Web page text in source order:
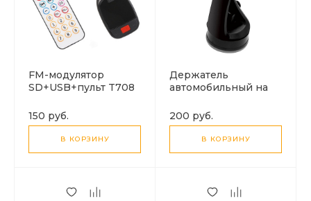
FM-модулятор
SD+USB+пульт T708
150 руб.
В КОРЗИНУ
Держатель
автомобильный на
зажимами на стекло
VH-4
200 руб.
В КОРЗИНУ